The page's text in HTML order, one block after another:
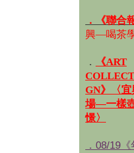
．《聯合
興—喝茶
．
《ART
GN》〈
場—一樣
憬〉
．08/19